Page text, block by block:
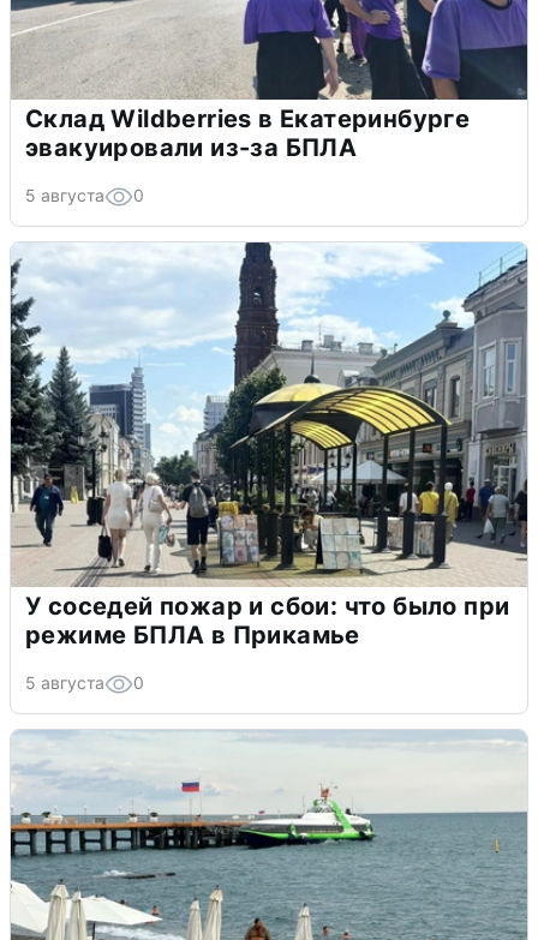
Склад Wildberries в Екатеринбурге
эвакуировали из-за БПЛА
5 августа 0
У соседей пожар и сбои: что было при
режиме БПЛА в Прикамье
5 августа 0